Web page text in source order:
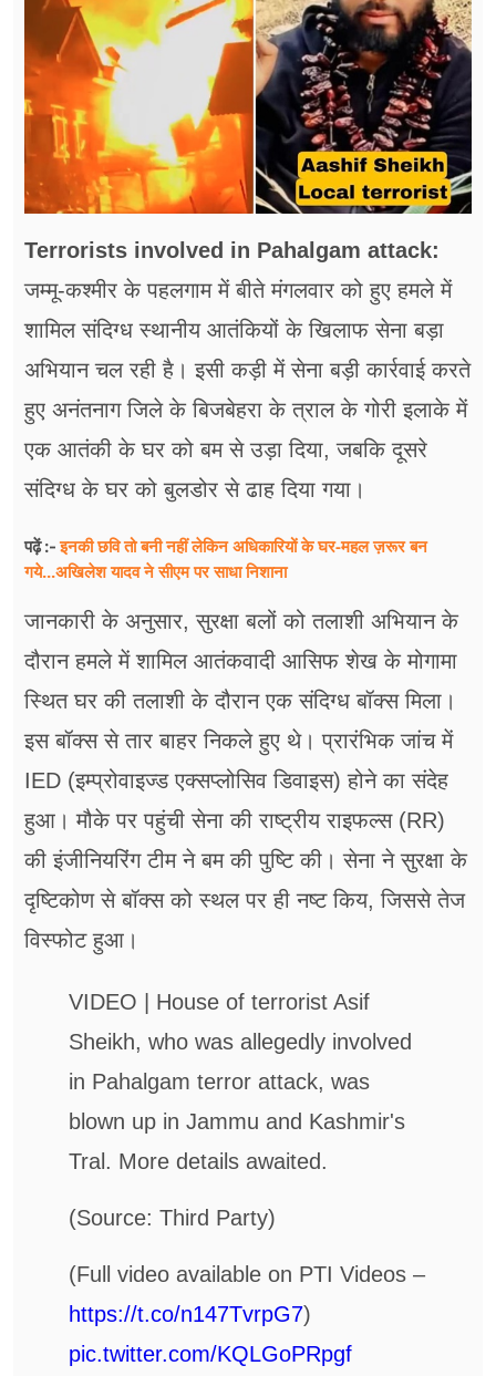
ब्‍यूटी
जॉब्स
शिक्षा
अन्य खबरें
Terrorists involved in Pahalgam attack:
जम्मू-कश्मीर के पहलगाम में बीते मंगलवार को हुए हमले में
शामिल संदिग्ध स्थानीय आतंकियों के खिलाफ सेना बड़ा
अभियान चल रही है। इसी कड़ी में सेना बड़ी कार्रवाई करते
हुए अनंतनाग जिले के बिजबेहरा के त्राल के गोरी इलाके में
एक आतंकी के घर को बम से उड़ा दिया, जबकि दूसरे
संदिग्ध के घर को बुलडोर से ढाह दिया गया।
पढ़ें :-इनकी छवि तो बनी नहीं लेकिन अधिकारियों के घर-महल ज़रूर बन
गये...अखिलेश यादव ने सीएम पर साधा​ निशाना
जानकारी के अनुसार, सुरक्षा बलों को तलाशी अभियान के
दौरान हमले में शामिल आतंकवादी आसिफ शेख के मोगामा
स्थित घर की तलाशी के दौरान एक संदिग्ध बॉक्स मिला।
इस बॉक्स से तार बाहर निकले हुए थे। प्रारंभिक जांच में
IED (इम्प्रोवाइज्ड एक्सप्लोसिव डिवाइस) होने का संदेह
हुआ। मौके पर पहुंची सेना की राष्ट्रीय राइफल्स (RR)
की इंजीनियरिंग टीम ने बम की पुष्टि की। सेना ने सुरक्षा के
दृष्टिकोण से बॉक्स को स्थल पर ही नष्ट किय, जिससे तेज
विस्फोट हुआ।
VIDEO | House of terrorist Asif
Sheikh, who was allegedly involved
in Pahalgam terror attack, was
blown up in Jammu and Kashmir's
Tral. More details awaited.
(Source: Third Party)
(Full video available on PTI Videos –
https://t.co/n147TvrpG7)
pic.twitter.com/KQLGoPRpgf